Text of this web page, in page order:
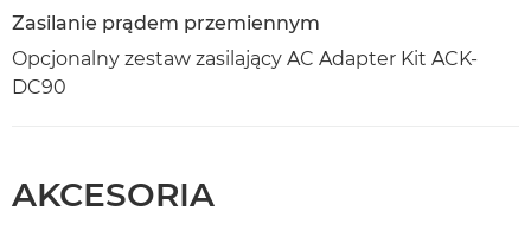
Zasilanie prądem przemiennym
Opcjonalny zestaw zasilający AC Adapter Kit ACK-
DC90
AKCESORIA